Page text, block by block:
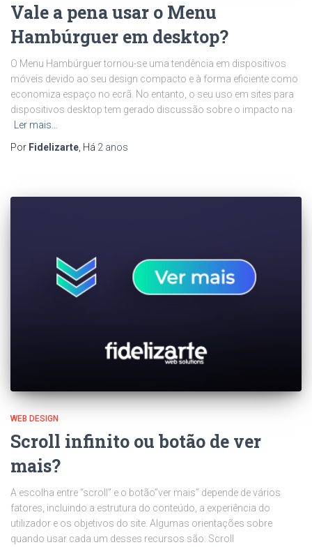
Vale a pena usar o Menu
Hambúrguer em desktop?
O Menu Hambúrguer tornou-se uma tendência em dispositivos
móveis devido ao seu design compacto e à forma eficiente como
economiza espaço no ecrã. No entanto, o seu uso em sites para
dispositivos desktop tem gerado discussão sobre o impacto na
Ler mais…
Por Fidelizarte, Há 2 anos
WEB DESIGN
Scroll infinito ou botão de ver
mais?
A escolha entre “scroll” e o botão”ver mais” depende de vários
fatores, incluindo a estrutura do conteúdo, a experiência do
utilizador e os objetivos do site. Algumas orientações sobre
quando usar cada um desses recursos são: Scroll